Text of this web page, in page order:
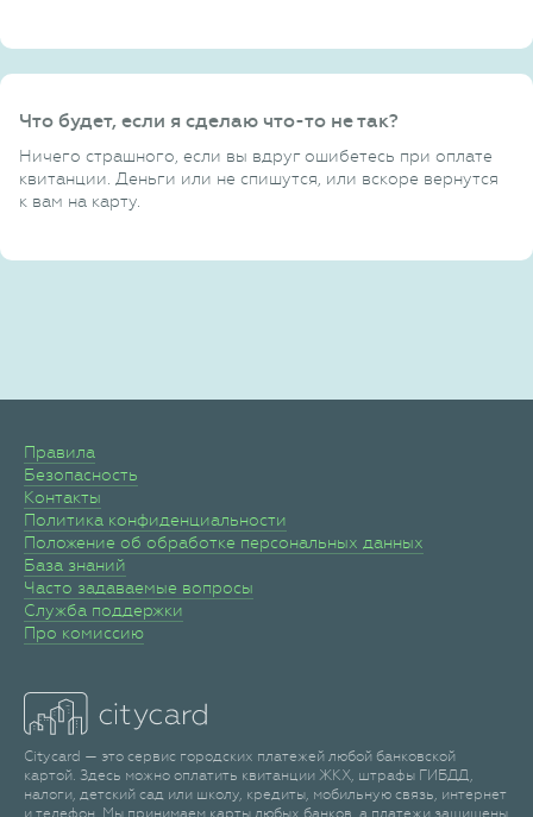
Что будет, если я сделаю что-то не так?
Ничего страшного, если вы вдруг ошибетесь при оплате
квитанции. Деньги или не спишутся, или вскоре вернутся
к вам на карту.
Правила
Безопасность
Контакты
Политика конфиденциальности
Положение об обработке персональных данных
База знаний
Часто задаваемые вопросы
Служба поддержки
Про комиссию
Citycard — это сервис городских платежей любой банковской
картой. Здесь можно оплатить квитанции ЖКХ, штрафы ГИБДД,
налоги, детский сад или школу, кредиты, мобильную связь, интернет
и телефон. Мы принимаем карты любых банков, а платежи защищены